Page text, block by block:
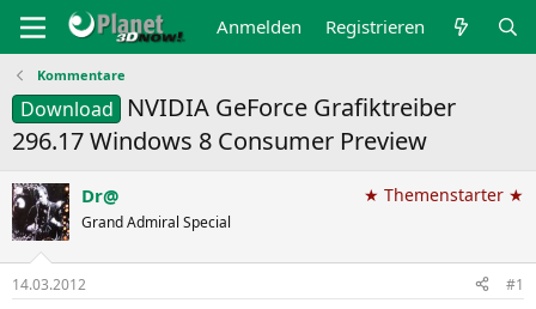
Anmelden Registrieren
Kommentare
Download
NVIDIA GeForce Grafiktreiber
296.17 Windows 8 Consumer Preview
Dr@
Grand Admiral Special
★ Themenstarter ★
14.03.2012 #1